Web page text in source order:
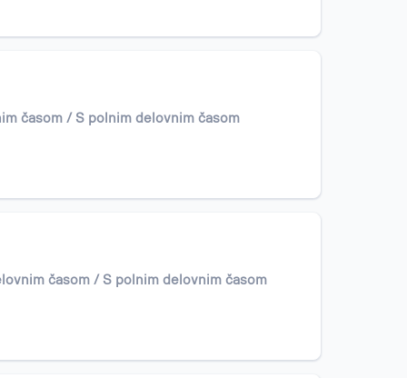
časom / S polnim delovnim časom
časom / S polnim delovnim časom